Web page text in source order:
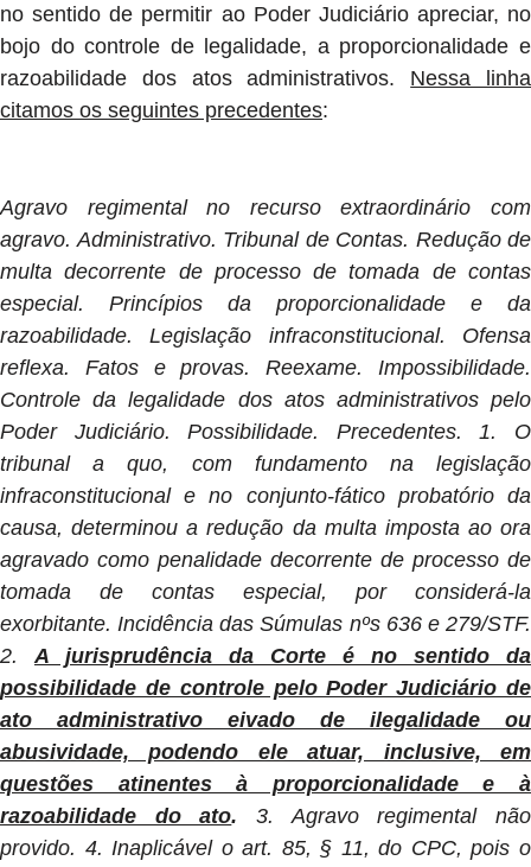
no sentido de permitir ao Poder Judiciário apreciar, no
bojo do controle de legalidade, a proporcionalidade e
razoabilidade dos atos administrativos. Nessa linha
citamos os seguintes precedentes:
Agravo regimental no recurso extraordinário com
agravo. Administrativo. Tribunal de Contas. Redução de
multa decorrente de processo de tomada de contas
especial. Princípios da proporcionalidade e da
razoabilidade. Legislação infraconstitucional. Ofensa
reflexa. Fatos e provas. Reexame. Impossibilidade.
Controle da legalidade dos atos administrativos pelo
Poder Judiciário. Possibilidade. Precedentes. 1. O
tribunal a quo, com fundamento na legislação
infraconstitucional e no conjunto-fático probatório da
causa, determinou a redução da multa imposta ao ora
agravado como penalidade decorrente de processo de
tomada de contas especial, por considerá-la
exorbitante. Incidência das Súmulas nºs 636 e 279/STF.
2.A jurisprudência da Corte é no sentido da
possibilidade de controle pelo Poder Judiciário de
ato administrativo eivado de ilegalidade ou
abusividade, podendo ele atuar, inclusive, em
questões atinentes à proporcionalidade e à
razoabilidade do ato.3. Agravo regimental não
provido. 4. Inaplicável o art. 85, § 11, do CPC, pois o